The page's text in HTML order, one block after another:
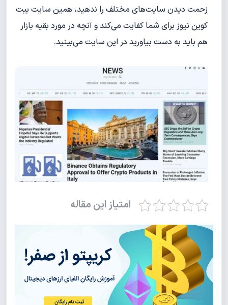
زحمت دیدن سایت‌های مختلف را ندهید، همین سایت بیت
کوین نیوز برای شما کفایت می‌کند و آنچه در مورد بقیه بازار
هم باید به دست بیاورید در این سایت می‌بینید.
امتیاز این مقاله